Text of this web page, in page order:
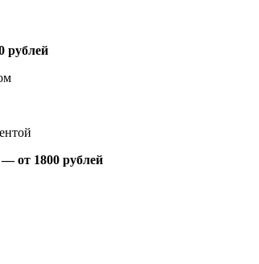
рублей
от 1800 рублей